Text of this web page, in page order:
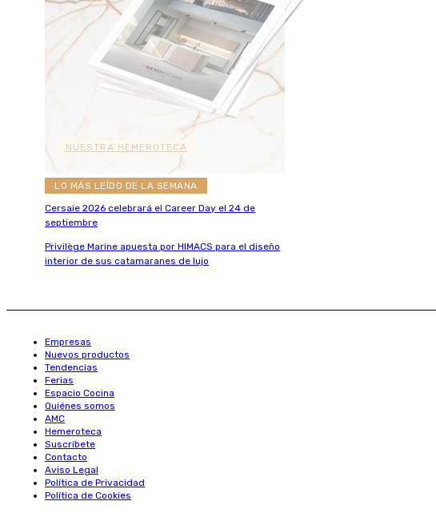
NUESTRA HEMEROTECA
LO MÁS LEÍDO DE LA SEMANA
Cersaie 2026 celebrará el Career Day el 24 de
septiembre
Privilège Marine apuesta por HIMACS para el diseño
interior de sus catamaranes de lujo
Empresas
Nuevos productos
Tendencias
Ferias
Espacio Cocina
Quiénes somos
AMC
Hemeroteca
Suscríbete
Contacto
Aviso Legal
Política de Privacidad
Política de Cookies